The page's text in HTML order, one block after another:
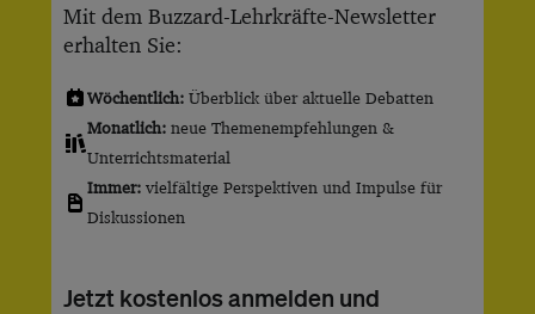
Mit dem Buzzard-Lehrkräfte-Newsletter
erhalten Sie:
Wöchentlich:Überblick über aktuelle Debatten
Monatlich:neue Themenempfehlungen &
Unterrichtsmaterial
Immer:vielfältige Perspektiven und Impulse für
Diskussionen
Jetzt kostenlos anmelden und